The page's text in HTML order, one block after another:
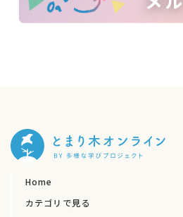
Home
カテゴリで見る